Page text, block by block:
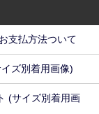
支払方法ついて
ズ別着用画像)
(サイズ別着用画